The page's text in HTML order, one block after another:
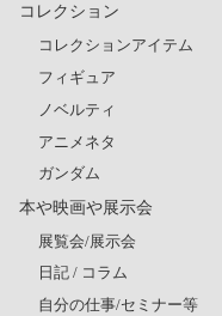
コレクション
コレクションアイテム
フィギュア
ノベルティ
アニメネタ
ガンダム
本や映画や展示会
展覧会/展示会
日記 / コラム
自分の仕事/セミナー等